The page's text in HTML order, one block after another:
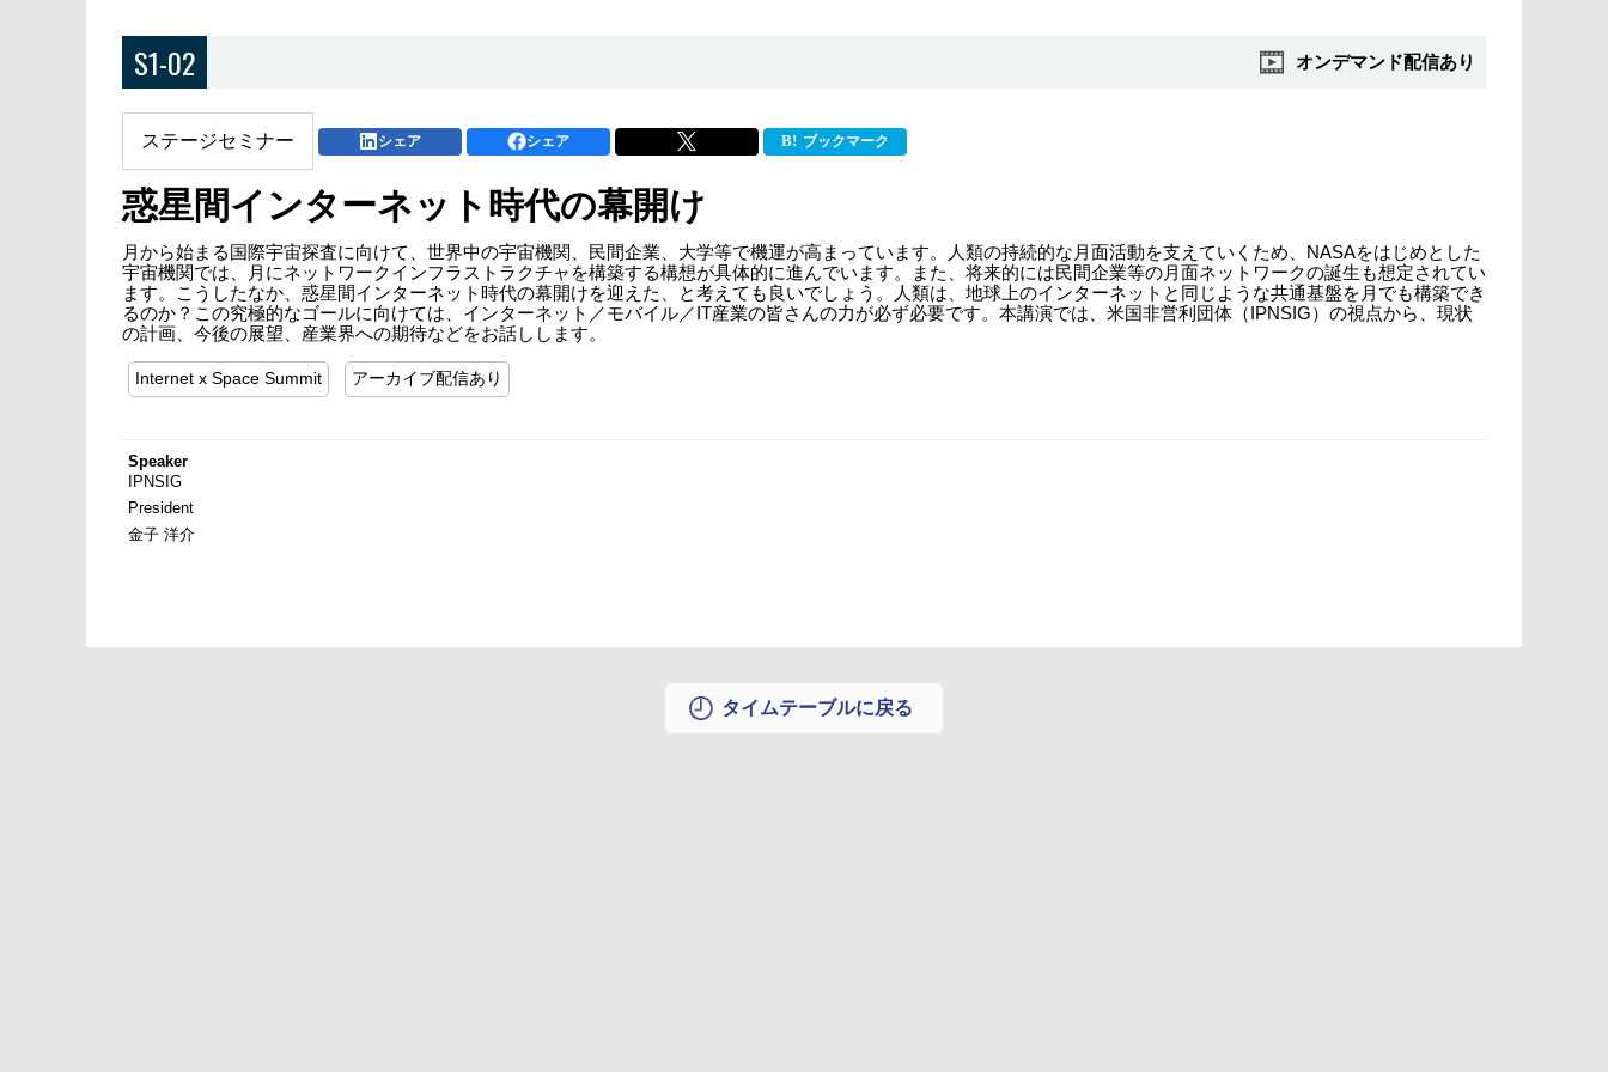
S1-02 オンデマンド配信あり
ステージセミナー シェア シェア ブックマーク
惑星間インターネット時代の幕開け
月から始まる国際宇宙探査に向けて、世界中の宇宙機関、民間企業、大学等で機運が高まっています。人類の持続的な月面活動を支えていくため、NASAをはじめとした
宇宙機関では、月にネットワークインフラストラクチャを構築する構想が具体的に進んでいます。また、将来的には民間企業等の月面ネットワークの誕生も想定されてい
ます。こうしたなか、惑星間インターネット時代の幕開けを迎えた、と考えても良いでしょう。人類は、地球上のインターネットと同じような共通基盤を月でも構築でき
るのか？この究極的なゴールに向けては、インターネット／モバイル／IT産業の皆さんの力が必ず必要です。本講演では、米国非営利団体（IPNSIG）の視点から、現状
の計画、今後の展望、産業界への期待などをお話しします。
Internet x Space Summit アーカイブ配信あり
Speaker
IPNSIG
President
金子 洋介
タイムテーブルに戻る